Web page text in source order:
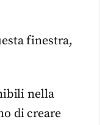
finestra,
nella
di creare